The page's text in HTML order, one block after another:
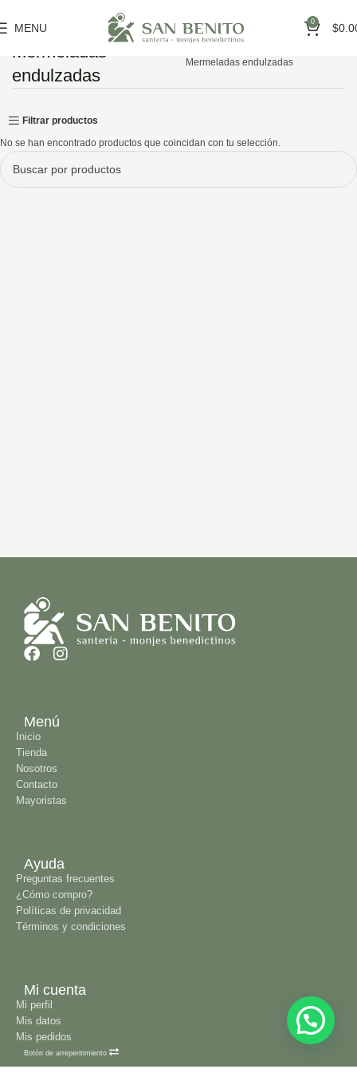
MENU 0 $
Mermeladas
endulzadas
Mermeladas endulzadas
Filtrar productos
No se han encontrado productos que coincidan con tu selección.
Menú
Inicio
Tienda
Nosotros
Contacto
Mayoristas
Ayuda
Preguntas frecuentes
¿Cómo compro?
Políticas de privacidad
Términos y condiciones
Mi cuenta
Mi perfil
Mis datos
Mis pedidos
Botón de arrepentimiento